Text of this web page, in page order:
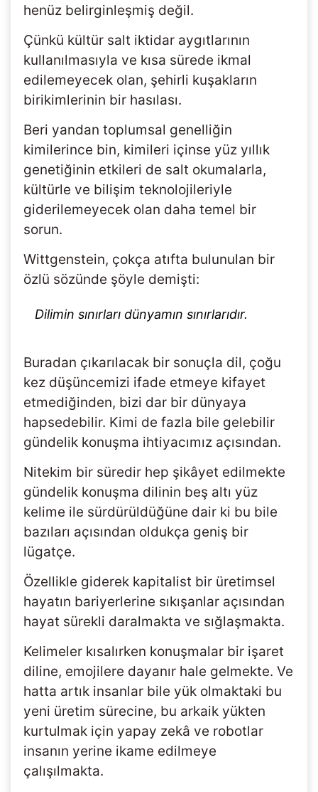
henüz belirginleşmiş değil.
Çünkü kültür salt iktidar aygıtlarının
kullanılmasıyla ve kısa sürede ikmal
edilemeyecek olan, şehirli kuşakların
birikimlerinin bir hasılası.
Beri yandan toplumsal genelliğin
kimilerince bin, kimileri içinse yüz yıllık
genetiğinin etkileri de salt okumalarla,
kültürle ve bilişim teknolojileriyle
giderilemeyecek olan daha temel bir
sorun.
Wittgenstein, çokça atıfta bulunulan bir
özlü sözünde şöyle demişti:
Dilimin sınırları dünyamın sınırlarıdır.
Buradan çıkarılacak bir sonuçla dil, çoğu
kez düşüncemizi ifade etmeye kifayet
etmediğinden, bizi dar bir dünyaya
hapsedebilir. Kimi de fazla bile gelebilir
gündelik konuşma ihtiyacımız açısından.
Nitekim bir süredir hep şikâyet edilmekte
gündelik konuşma dilinin beş altı yüz
kelime ile sürdürüldüğüne dair ki bu bile
bazıları açısından oldukça geniş bir
lügatçe.
Özellikle giderek kapitalist bir üretimsel
hayatın bariyerlerine sıkışanlar açısından
hayat sürekli daralmakta ve sığlaşmakta.
Kelimeler kısalırken konuşmalar bir işaret
diline, emojilere dayanır hale gelmekte. Ve
hatta artık insanlar bile yük olmaktaki bu
yeni üretim sürecine, bu arkaik yükten
kurtulmak için yapay zekâ ve robotlar
insanın yerine ikame edilmeye
çalışılmakta.